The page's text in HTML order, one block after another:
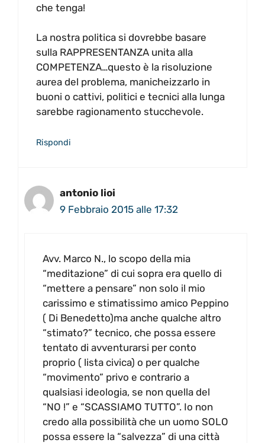
che tenga!
La nostra politica si dovrebbe basare
sulla RAPPRESENTANZA unita alla
COMPETENZA…questo è la risoluzione
aurea del problema, manicheizzarlo in
buoni o cattivi, politici e tecnici alla lunga
sarebbe ragionamento stucchevole.
Rispondi
antonio lioi
9 Febbraio 2015 alle 17:32
Avv. Marco N., lo scopo della mia
“meditazione” di cui sopra era quello di
“mettere a pensare” non solo il mio
carissimo e stimatissimo amico Peppino
( Di Benedetto)ma anche qualche altro
“stimato?” tecnico, che possa essere
tentato di avventurarsi per conto
proprio ( lista civica) o per qualche
“movimento” privo e contrario a
qualsiasi ideologia, se non quella del
“NO !” e “SCASSIAMO TUTTO”. Io non
credo alla possibilità che un uomo SOLO
possa essere la “salvezza” di una città